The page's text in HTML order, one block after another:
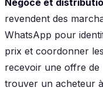
revendent des
WhatsApp pour
prix et coordonner
recevoir une offre de
trouver un acheteur